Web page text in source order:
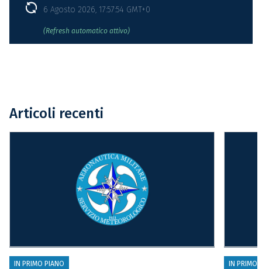
6 Agosto 2026, 17:57:54 GMT+0
(Refresh automatico attivo)
Articoli recenti
IN PRIMO PIANO IN PRIMO